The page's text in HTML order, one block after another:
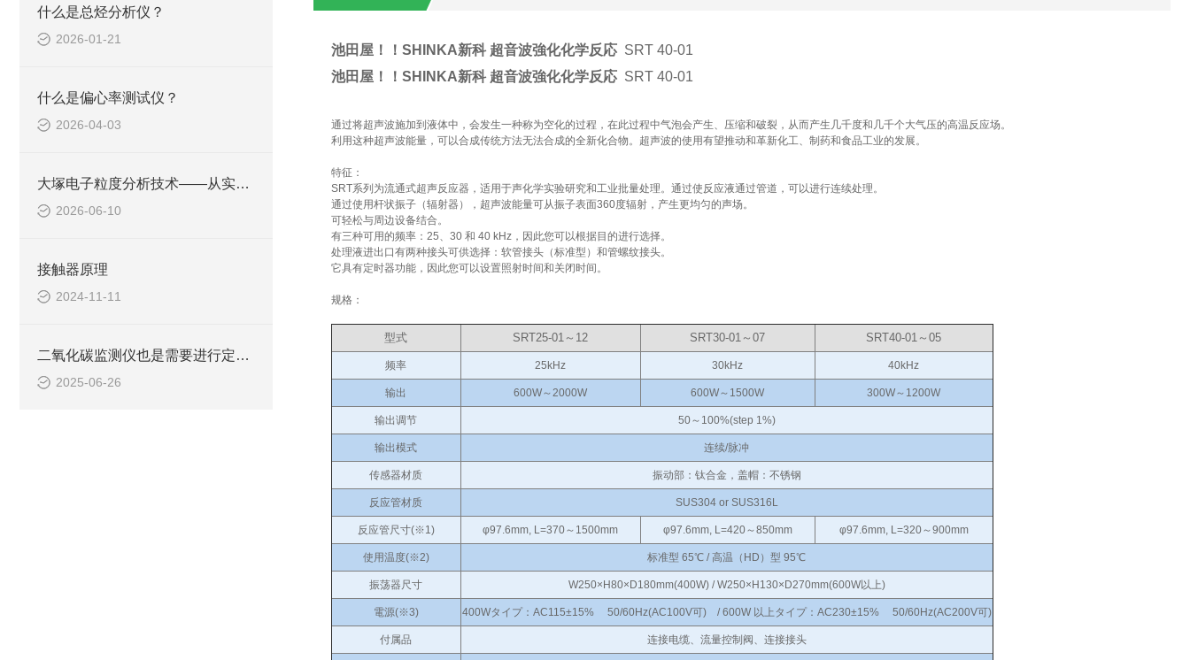
什么是总烃分析仪？
2026-01-21
什么是偏心率测试仪？
2026-04-03
大塚电子粒度分析技术——从实验室研发到工业品控的全场景覆盖
2026-06-10
接触器原理
2024-11-11
二氧化碳监测仪也是需要进行定期保养的
2025-06-26
池田屋！！SHINKA新科 超音波強化化学反応SRT 40-01
池田屋！！SHINKA新科 超音波強化化学反応SRT 40-01
通过将超声波施加到液体中，会发生一种称为空化的过程，在此过程中气泡会产生、压缩和破裂，从而产生几千度和几千个大气压的高温反应场。
利用这种超声波能量，可以合成传统方法无法合成的全新化合物。超声波的使用有望推动和革新化工、制药和食品工业的发展。
特征：
SRT系列为流通式超声反应器，适用于声化学实验研究和工业批量处理。通过使反应液通过管道，可以进行连续处理。
通过使用杆状振子（辐射器），超声波能量可从振子表面360度辐射，产生更均匀的声场。
可轻松与周边设备结合。
有三种可用的频率：25、30 和 40 kHz，因此您可以根据目的进行选择。
处理液进出口有两种接头可供选择：软管接头（标准型）和管螺纹接头。
它具有定时器功能，因此您可以设置照射时间和关闭时间。
规格：
型式 SRT25-01～12 SRT30-01～07 SRT40-01～05
频率 25kHz 30kHz 40kHz
输出 600W～2000W 600W～1500W 300W～1200W
输出调节 50～100%(step 1%)
输出模式 连续/脉冲
传感器材质 振动部：钛合金，盖帽：不锈钢
反应管材质 SUS304 or SUS316L
反应管尺寸(※1) φ97.6mm, L=370～1500mm φ97.6mm, L=420～850mm φ97.6mm, L=320～900mm
使用温度(※2) 标准型 65℃ / 高温（HD）型 95℃
振荡器尺寸 W250×H80×D180mm(400W) / W250×H130×D270mm(600W以上)
電源(※3) 400Wタイプ：AC115±15% 50/60Hz(AC100V可) / 600W 以上タイプ：AC230±15% 50/60Hz(AC200V可)
付属品 连接电缆、流量控制阀、连接接头